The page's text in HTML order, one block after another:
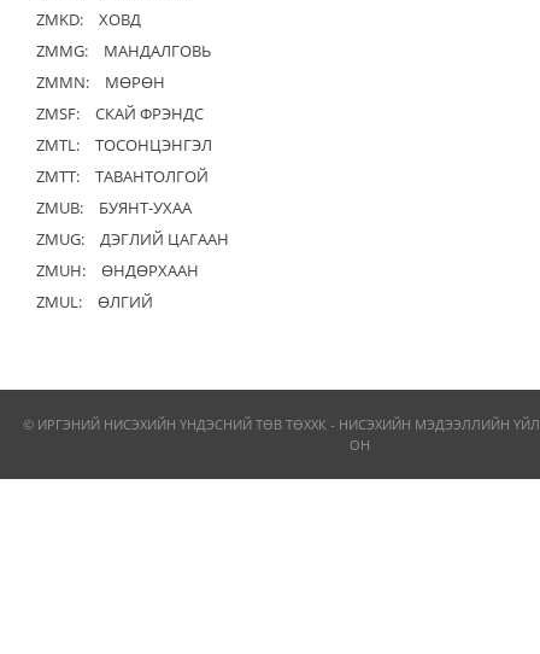
ZMKD:
ХОВД
ZMMG:
МАНДАЛГОВЬ
ZMMN:
МӨРӨН
ZMSF:
СКАЙ ФРЭНДС
ZMTL:
ТОСОНЦЭНГЭЛ
ZMTT:
ТАВАНТОЛГОЙ
ZMUB:
БУЯНТ-УХАА
ZMUG:
ДЭГЛИЙ ЦАГААН
ZMUH:
ӨНДӨРХААН
ZMUL:
ӨЛГИЙ
© ИРГЭНИЙ НИСЭХИЙН ҮНДЭСНИЙ ТӨВ ТӨХХК - НИСЭХИЙН МЭДЭЭЛЛИЙН
ОН